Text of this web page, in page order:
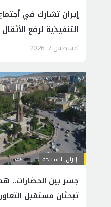
إيران تشارك في
التنفيذية لرفع
أغسطس 7, 2026
إيران, السياحة
جسر بين الحضارات..
تبحثان مستقبل